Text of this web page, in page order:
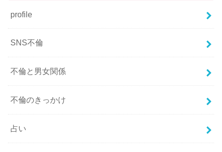
profile
SNS不倫
不倫と男女関係
不倫のきっかけ
占い